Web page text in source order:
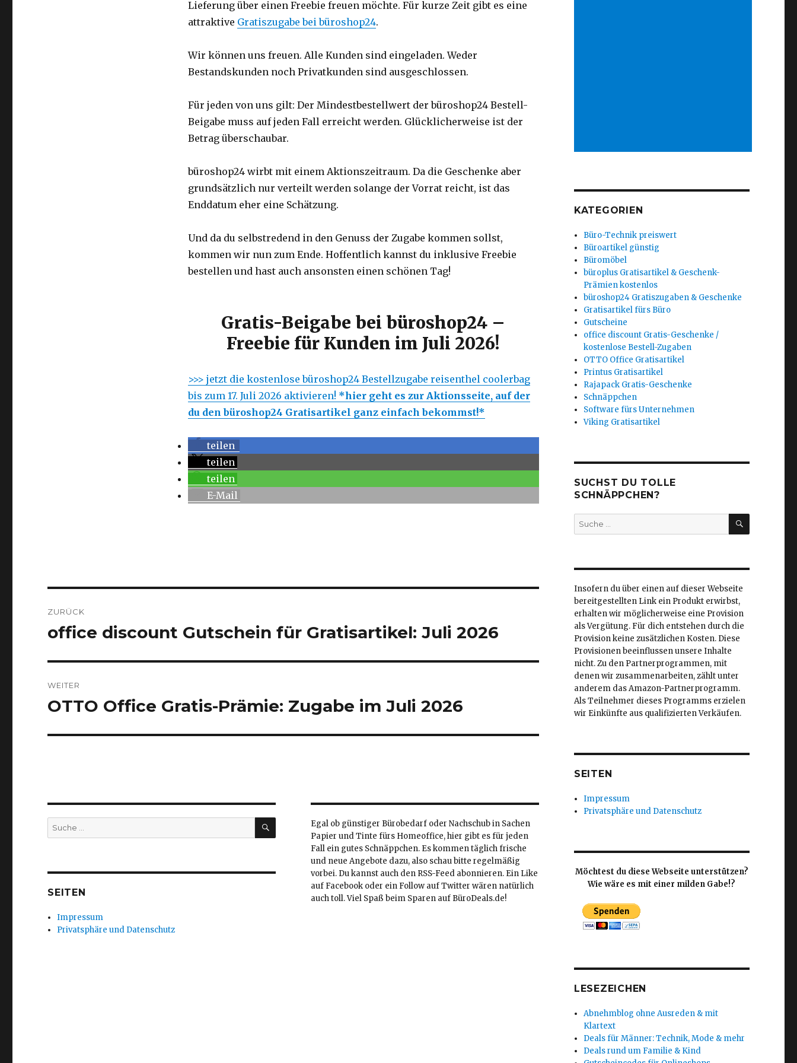
Lieferung über einen Freebie freuen möchte. Für kurze Zeit gibt es eine
attraktive Gratiszugabe bei büroshop24.
Wir können uns freuen. Alle Kunden sind eingeladen. Weder
Bestandskunden noch Privatkunden sind ausgeschlossen.
Für jeden von uns gilt: Der Mindestbestellwert der büroshop24 Bestell-
Beigabe muss auf jeden Fall erreicht werden. Glücklicherweise ist der
Betrag überschaubar.
büroshop24 wirbt mit einem Aktionszeitraum. Da die Geschenke aber
grundsätzlich nur verteilt werden solange der Vorrat reicht, ist das
Enddatum eher eine Schätzung.
Und da du selbstredend in den Genuss der Zugabe kommen sollst,
kommen wir nun zum Ende. Hoffentlich kannst du inklusive Freebie
bestellen und hast auch ansonsten einen schönen Tag!
Gratis-Beigabe bei büroshop24 –
Freebie für Kunden im Juli 2026!
>>> jetzt die kostenlose büroshop24 Bestellzugabe reisenthel coolerbag
bis zum 17. Juli 2026 aktivieren! *hier geht es zur Aktionsseite, auf der
du den büroshop24 Gratisartikel ganz einfach bekommst!*
teilen
teilen
teilen
E-Mail
ZURÜCK
Vorheriger
office discount Gutschein für Gratisartikel: Juli 2026
WEITER
Nächster
OTTO Office Gratis-Prämie: Zugabe im Juli 2026
Suche
nach:
SUCHEN
SEITEN
Impressum
Privatsphäre und Datenschutz
Egal ob günstiger Bürobedarf oder Nachschub in Sachen
Papier und Tinte fürs Homeoffice, hier gibt es für jeden
Fall ein gutes Schnäppchen. Es kommen täglich frische
und neue Angebote dazu, also schau bitte regelmäßig
vorbei. Du kannst auch den RSS-Feed abonnieren. Ein Like
auf Facebook oder ein Follow auf Twitter wären natürlich
auch toll. Viel Spaß beim Sparen auf BüroDeals.de!
KATEGORIEN
Büro-Technik preiswert
Büroartikel günstig
Büromöbel
büroplus Gratisartikel & Geschenk-
Prämien kostenlos
büroshop24 Gratiszugaben & Geschenke
Gratisartikel fürs Büro
Gutscheine
office discount Gratis-Geschenke /
kostenlose Bestell-Zugaben
OTTO Office Gratisartikel
Printus Gratisartikel
Rajapack Gratis-Geschenke
Schnäppchen
Software fürs Unternehmen
Viking Gratisartikel
SUCHST DU TOLLE
SCHNÄPPCHEN?
Suche
nach:
SUCHEN
Insofern du über einen auf dieser Webseite
bereitgestellten Link ein Produkt erwirbst,
erhalten wir möglicherweise eine Provision
als Vergütung. Für dich entstehen durch die
Provision keine zusätzlichen Kosten. Diese
Provisionen beeinflussen unsere Inhalte
nicht. Zu den Partnerprogrammen, mit
denen wir zusammenarbeiten, zählt unter
anderem das Amazon-Partnerprogramm.
Als Teilnehmer dieses Programms erzielen
wir Einkünfte aus qualifizierten Verkäufen.
SEITEN
Impressum
Privatsphäre und Datenschutz
Möchtest du diese Webseite unterstützen?
Wie wäre es mit einer milden Gabe!?
LESEZEICHEN
Abnehmblog ohne Ausreden & mit
Klartext
Deals für Männer: Technik, Mode & mehr
Deals rund um Familie & Kind